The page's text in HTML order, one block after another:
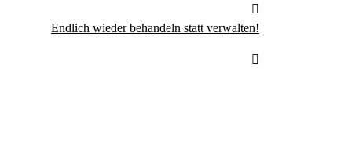
Endlich wieder behandeln statt verwalten!